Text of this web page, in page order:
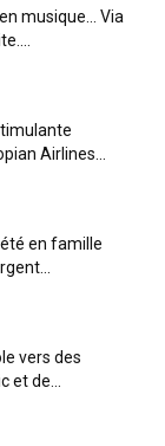
musique… Via
Airlines...
en famille
vers des
de...